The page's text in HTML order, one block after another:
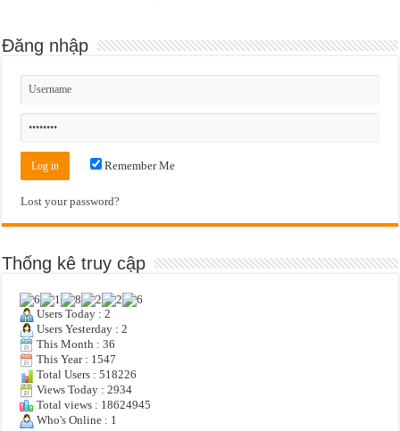
Đăng nhập
Remember Me
Lost your password?
Thống kê truy cập
Users Today : 2
Users Yesterday : 2
This Month : 36
This Year : 1547
Total Users : 518226
Views Today : 2934
Total views : 18624945
Who's Online : 1